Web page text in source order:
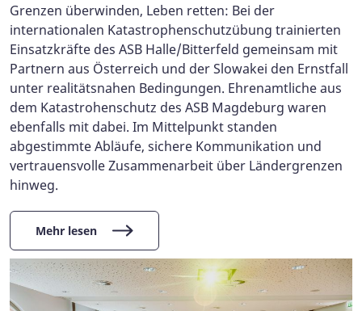
Grenzen überwinden, Leben retten: Bei der
internationalen Katastrophenschutzübung trainierten
Einsatzkräfte des ASB Halle/Bitterfeld gemeinsam mit
Partnern aus Österreich und der Slowakei den Ernstfall
unter realitätsnahen Bedingungen. Ehrenamtliche aus
dem Katastrohenschutz des ASB Magdeburg waren
ebenfalls mit dabei. Im Mittelpunkt standen
abgestimmte Abläufe, sichere Kommunikation und
vertrauensvolle Zusammenarbeit über Ländergrenzen
hinweg.
Mehr lesen